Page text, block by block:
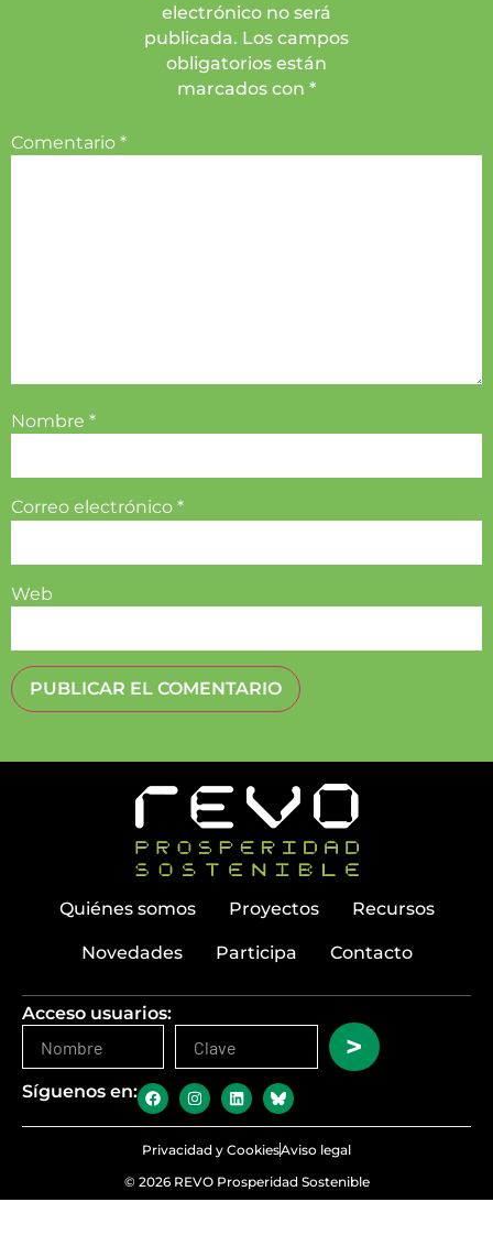
electrónico no será
publicada. Los campos
obligatorios están
marcados con *
Comentario *
Nombre *
Correo electrónico *
Web
Quiénes somos Proyectos Recursos
Novedades Participa Contacto
Acceso usuarios:
>
Síguenos en:
© 2026 REVO Prosperidad Sostenible
Privacidad y CookiesAviso legal